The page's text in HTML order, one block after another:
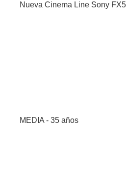
Nueva Cinema Line Sony FX5
MEDIA - 35 años